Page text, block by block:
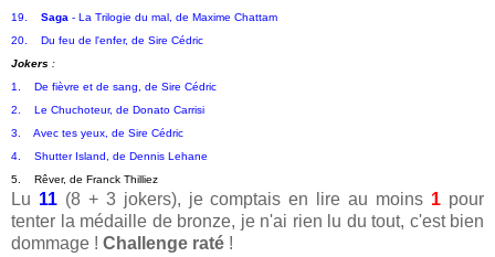
19. Saga - La Trilogie du mal, de Maxime Chattam
20.    Du feu de l'enfer, de Sire Cédric
Jokers :
1.    De fièvre et de sang, de Sire Cédric
2.    Le Chuchoteur, de Donato Carrisi
3.    Avec tes yeux, de Sire Cédric
4.    Shutter Island, de Dennis Lehane
5.    Rêver, de Franck Thilliez
Lu 11(8 + 3 jokers), je comptais en lire au moins 1 pour
tenter la médaille de bronze, je n'ai rien lu du tout, c'est bien
dommage ! Challenge raté !